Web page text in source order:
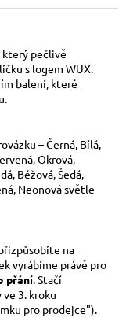
který pečlivě
s logem WUX.
balení, které
– Černá, Bílá,
Okrová,
Béžová, Šedá,
Neonová světle
na
vyrábíme právě pro
přání . Stačí
ve 3. kroku
pro prodejce").